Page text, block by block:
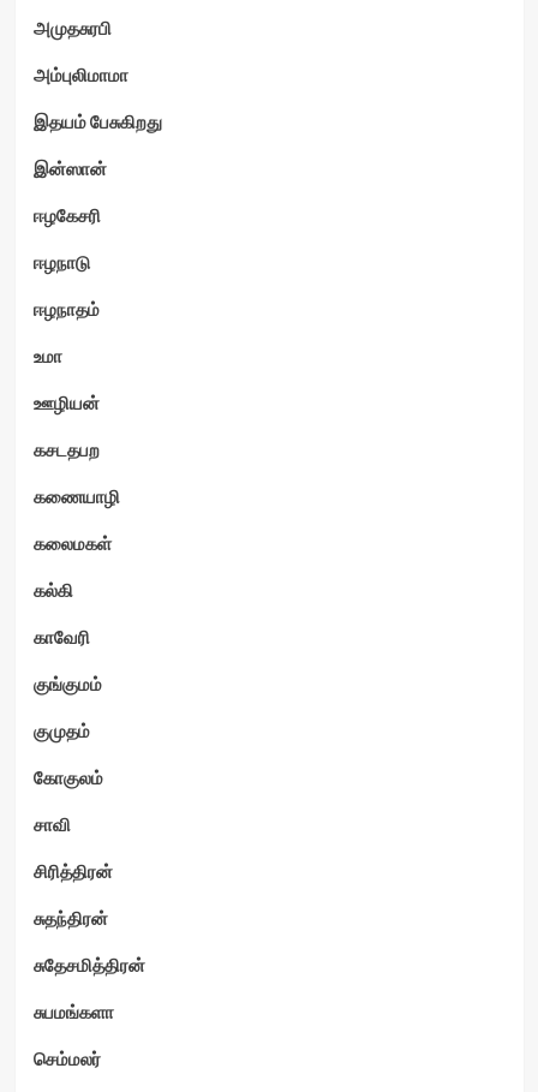
அமுதசுரபி
அம்புலிமாமா
இதயம் பேசுகிறது
இன்ஸான்
ஈழகேசரி
ஈழநாடு
ஈழநாதம்
உமா
ஊழியன்
கசடதபற
கணையாழி
கலைமகள்
கல்கி
காவேரி
குங்குமம்
குமுதம்
கோகுலம்
சாவி
சிரித்திரன்
சுதந்திரன்
சுதேசமித்திரன்
சுபமங்களா
செம்மலர்